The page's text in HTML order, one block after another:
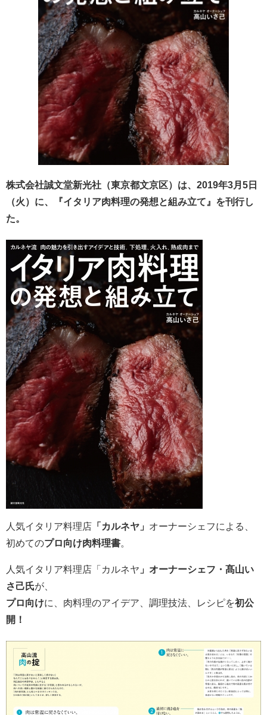
株式会社誠文堂新光社（東京都文京区）は、2019年3月5日
（火）に、『イタリア肉料理の発想と組み立て』を刊行し
た。
人気イタリア料理店 「カルネヤ」 オーナーシェフによる、
初めてのプロ向け肉料理書。
人気イタリア料理店「カルネヤ 」オーナーシェフ・髙山い
さ己氏が、
プロ向けに、肉料理のアイデア、調理技法、レシピを初公
開！